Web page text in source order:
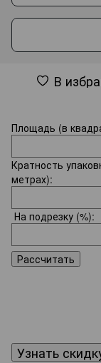
В
Площадь (в
Кратность
метрах):
На подрезку (%):
Рассчитать
Узнать